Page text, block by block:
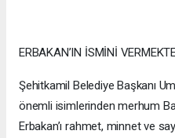
ERBAKAN’IN İSMİNİ
Şehitkamil Belediye Başkanı
önemli isimlerinden merhum
Erbakan’ı rahmet, minnet ve